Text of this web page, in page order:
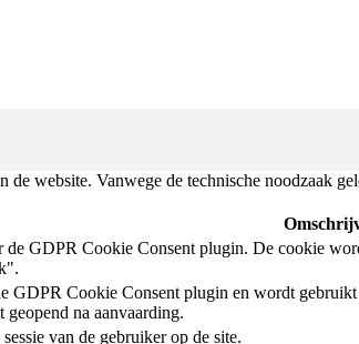
website. Vanwege de technische noodzaak
GDPR Cookie Consent plugin. De cookie
GDPR Cookie Consent plugin en wordt
na aanvaarding.
van de gebruiker op de site.